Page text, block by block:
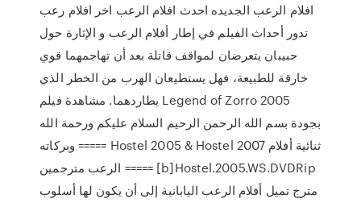
افلام الرعب الجديده احدث افلام الرعب اخر افلام رعب
تدور أحداث الفيلم في إطار أفلام الرعب و اﻹثارة حول
حبيبان يتعرضان لمواقف قاتلة بعد أن تهاجمهما قوي
خارقة للطبيعة، فهل يستطيعان الهرب من الخطر الذي
يطاردهما. مشاهدة فيلم Legend of Zorro 2005
بجودة بسم الله الرحمن الرحيم السلام عليكم ورحمة الله
وبركاته ===== Hostel 2005 & Hostel 2007 ثنائية أفلام
الرعب مترجمين ===== [b]Hostel.2005.WS.DVDRip
مترج تميل أفلام الرعب اليابانية إلى أن يكون لها أسلوب